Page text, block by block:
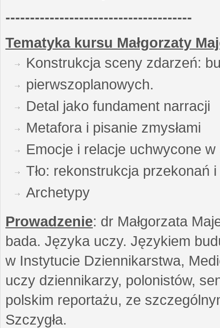
--------------------------------------
Tematyka kursu Małgorzaty
Konstrukcja sceny zdarzeń:
pierwszoplanowych.
Detal jako fundament narracji
Metafora i pisanie zmysłami
Emocje i relacje uchwycone
Tło: rekonstrukcja przekonań
Archetypy
Prowadzenie: dr Małgorzata
bada. Języka uczy. Językiem
w Instytucie Dziennikarstwa,
uczy dziennikarzy, polonistów,
polskim reportażu, ze
Szczygła.